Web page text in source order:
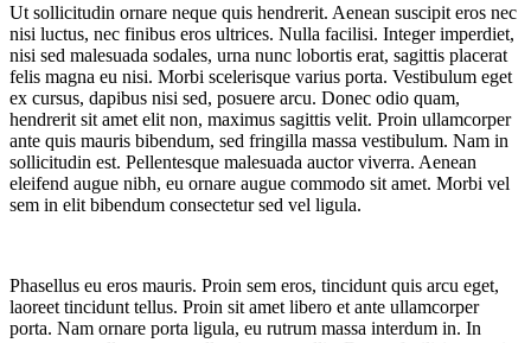
Ut sollicitudin ornare neque quis hendrerit. Aenean suscipit eros nec
nisi luctus, nec finibus eros ultrices. Nulla facilisi. Integer imperdiet,
nisi sed malesuada sodales, urna nunc lobortis erat, sagittis placerat
felis magna eu nisi. Morbi scelerisque varius porta. Vestibulum eget
ex cursus, dapibus nisi sed, posuere arcu. Donec odio quam,
hendrerit sit amet elit non, maximus sagittis velit. Proin ullamcorper
ante quis mauris bibendum, sed fringilla massa vestibulum. Nam in
sollicitudin est. Pellentesque malesuada auctor viverra. Aenean
eleifend augue nibh, eu ornare augue commodo sit amet. Morbi vel
sem in elit bibendum consectetur sed vel ligula.
Phasellus eu eros mauris. Proin sem eros, tincidunt quis arcu eget,
laoreet tincidunt tellus. Proin sit amet libero et ante ullamcorper
porta. Nam ornare porta ligula, eu rutrum massa interdum in. In